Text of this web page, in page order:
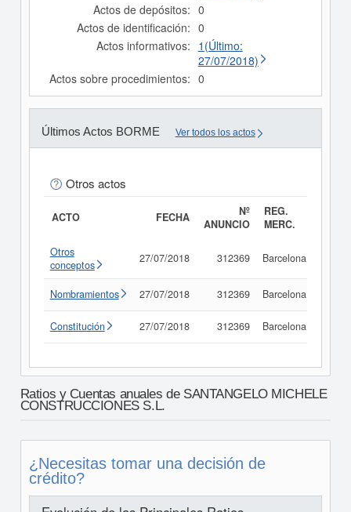
Actos de depósitos: 0
Actos de identificación: 0
Actos informativos: 1(Último:
27/07/2018)
Actos sobre procedimientos: 0
Últimos Actos BORME Ver todos los actos
Otros actos
ACTO FECHA
Nº
ANUNCIO
REG.
MERC.
Otros
conceptos
27/07/2018 312369 Barcelona
Nombramientos 27/07/2018 312369 Barcelona
Constitución 27/07/2018 312369 Barcelona
Ratios y Cuentas anuales de SANTANGELO MICHELE
CONSTRUCCIONES S.L.
¿Necesitas tomar una decisión de
crédito?